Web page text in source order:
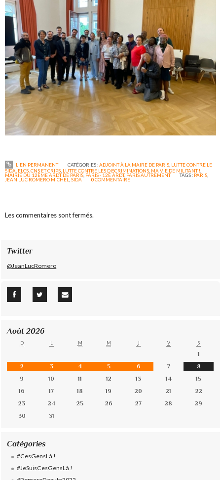
LIEN PERMANENT CATÉGORIES :ADJOINT À LA MAIRE DE PARIS, LUTTE CONTRE LE
SIDA, ELCS, CNS ET CRIPS LUTTE CONTRE LES DISCRIMINATIONS MA VIE DE MILITANT !
MAIRIE DU 12ÈME ARDT DE PARIS PARIS - 12È ARDT, PARIS AUTREMENT TAGS : PARIS
JEAN LUC ROMERO MICHEL ,SIDA 0COMMENTAIRE
Les commentaires sont fermés.
Twitter
@JeanLucRomero
Août 2026
D L M M J V S
1
2
3 4 5 6 7
8
9
10 11 12 13 14
15
16
17 18 19 20 21
22
23
24 25 26 27 28
29
30
31
Catégories
#CesGensLà !
#JeSuisCesGensLà !